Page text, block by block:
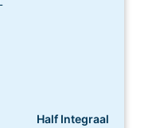
Half Integraal